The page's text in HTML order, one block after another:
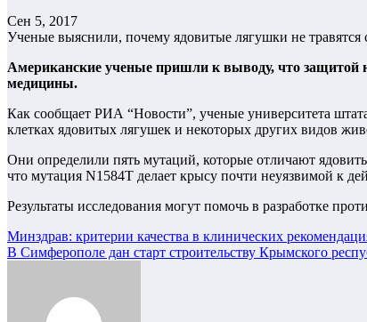
Сен 5, 2017
Ученые выяснили, почему ядовитые лягушки не травятся
Американские ученые пришли к выводу, что защитой
медицины.
Как сообщает РИА “Новости”, ученые университета
клетках ядовитых лягушек и некоторых других видов
Они определили пять мутаций, которые отличают
что мутация N1584T делает крысу почти неуязвимой к
Результаты исследования могут помочь в разработке
Навигация
по
Минздрав: критерии качества в клинических
В Симферополе дан старт строительству Крымского